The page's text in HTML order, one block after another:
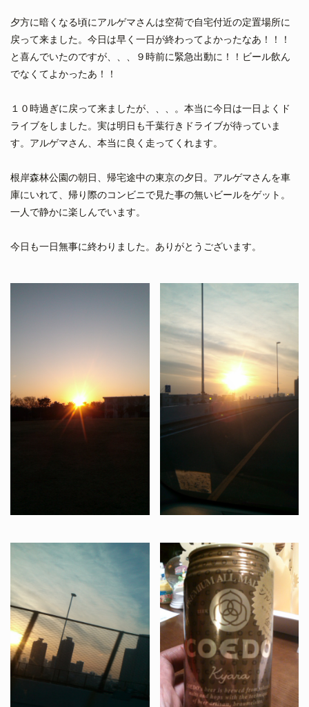
夕方に暗くなる頃にアルゲマさんは空荷で自宅付近の定置場所に
戻って来ました。今日は早く一日が終わってよかったなあ！！！
と喜んでいたのですが、、、９時前に緊急出動に！！ビール飲ん
でなくてよかったあ！！
１０時過ぎに戻って来ましたが、、、。本当に今日は一日よくド
ライブをしました。実は明日も千葉行きドライブが待っていま
す。アルゲマさん、本当に良く走ってくれます。
根岸森林公園の朝日、帰宅途中の東京の夕日。アルゲマさんを車
庫にいれて、帰り際のコンビニで見た事の無いビールをゲット。
一人で静かに楽しんでいます。
今日も一日無事に終わりました。ありがとうございます。